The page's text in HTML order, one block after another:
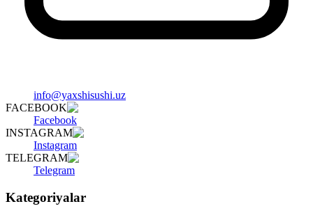
info@yaxshisushi.uz
FACEBOOK
Facebook
INSTAGRAM
Instagram
TELEGRAM
Telegram
Kategoriyalar